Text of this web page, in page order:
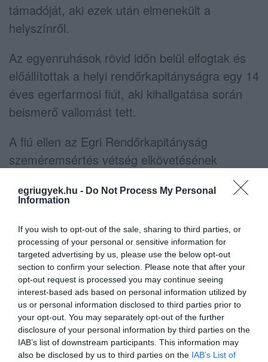
egriugyek.hu - Do Not Process My Personal
Information
If you wish to opt-out of the sale, sharing to third parties, or
processing of your personal or sensitive information for
targeted advertising by us, please use the below opt-out
section to confirm your selection. Please note that after your
opt-out request is processed you may continue seeing
interest-based ads based on personal information utilized by
us or personal information disclosed to third parties prior to
your opt-out. You may separately opt-out of the further
disclosure of your personal information by third parties on the
IAB’s list of downstream participants. This information may
also be disclosed by us to third parties on the IAB’s List of
támadóját, aki ezek után elmenekült a
helyszínről.
Az egyenruhások rövid időn belül elfogtak és
előállítottak a helyi rendőrkapitányságra egy 14
éves egerfarmosi fiút, aki kihallgatása során
beismerő vallomást tett.
A fiú ellen az Egri Rendőrkapitányság
szeméremsértés vétség elkövetésének
Ne maradjon le a legfrissebb hírekről, kövessen
bennünket az EGRI ÜGYEK Google Hírek oldalán!
VISSZA A FŐOLDALRA